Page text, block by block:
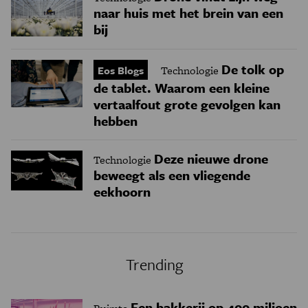
naar huis met het brein van een
bij
Eos Blogs Technologie De tolk op
de tablet. Waarom een kleine
vertaalfout grote gevolgen kan
hebben
Technologie Deze nieuwe drone
beweegt als een vliegende
eekhoorn
Trending